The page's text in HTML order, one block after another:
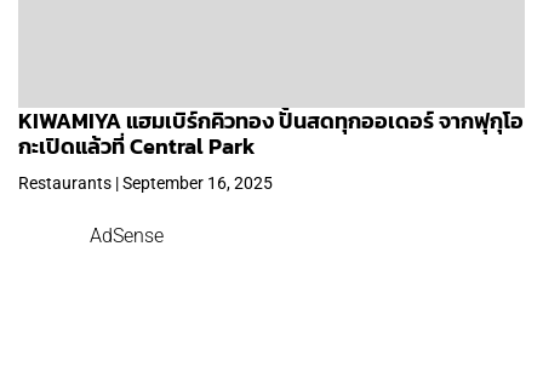
KIWAMIYA แฮมเบิร์กคิวทอง ปั้นสดทุกออเดอร์ จากฟุกุโอ
กะเปิดแล้วที่ Central Park
Restaurants | September 16, 2025
AdSense